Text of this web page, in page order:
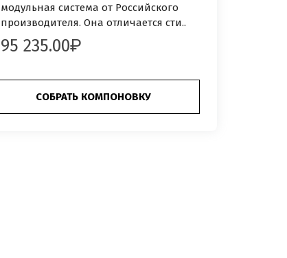
модульная система от Российского
производителя. Она отличается сти..
95 235.00
СОБРАТЬ КОМПОНОВКУ